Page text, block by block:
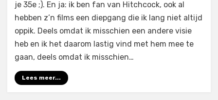
je 35e ;). En ja: ik ben fan van Hitchcock, ook al
hebben z’n films een diepgang die ik lang niet altijd
oppik. Deels omdat ik misschien een andere visie
heb en ik het daarom lastig vind met hem mee te
gaan, deels omdat ik misschien…
Lees meer...